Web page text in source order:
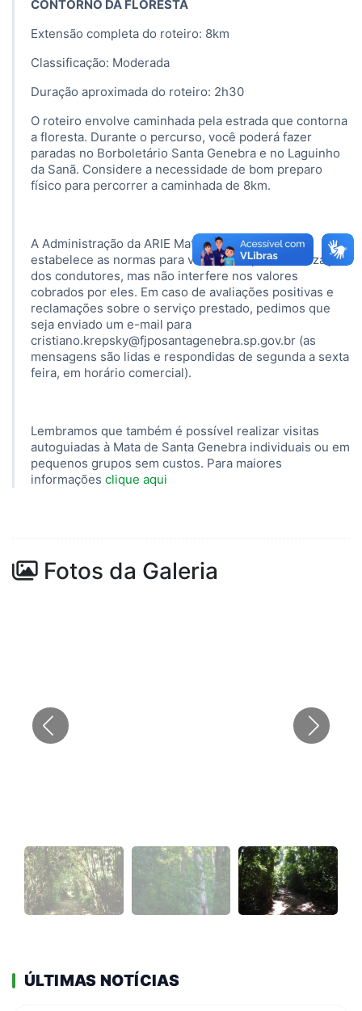
CONTORNO DA FLORESTA
Extensão completa do roteiro: 8km
Classificação: Moderada
Duração aproximada do roteiro: 2h30
O roteiro envolve caminhada pela estrada que contorna
a floresta. Durante o percurso, você poderá fazer
paradas no Borboletário Santa Genebra e no Laguinho
da Sanã. Considere a necessidade de bom preparo
físico para percorrer a caminhada de 8km.
A Administração da ARIE Mata de Santa Genebra
estabelece as normas para visitação e para autorização
dos condutores, mas não interfere nos valores
cobrados por eles. Em caso de avaliações positivas e
reclamações sobre o serviço prestado, pedimos que
seja enviado um e-mail para
cristiano.krepsky@fjposantagenebra.sp.gov.br (as
mensagens são lidas e respondidas de segunda a sexta
feira, em horário comercial).
Lembramos que também é possível realizar visitas
autoguiadas à Mata de Santa Genebra individuais ou em
pequenos grupos sem custos. Para maiores
informações clique aqui
Fotos da Galeria
ÚLTIMAS NOTÍCIAS